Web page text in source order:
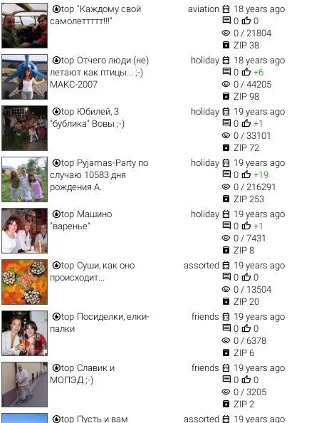
top "Каждому свой
самолеттттт!!!"
aviation  18 years ago
 0  0
visibility 0 / 21804
 ZIP 38
top Отчего люди (не)
летают как птицы... ;-)
МАКС-2007
holiday  18 years ago
 0  +6
visibility 0 / 44205
 ZIP 98
top Юбилей, 3
"бублика" Вовы ;-)
holiday  19 years ago
 0  +1
visibility 0 / 33101
 ZIP 72
top Pyjamas-Party по
случаю 10583 дня
рождения А.
holiday  19 years ago
 0  +19
visibility 0 / 216291
 ZIP 253
top Машино
"варенье"
holiday  19 years ago
 0  +1
visibility 0 / 7431
 ZIP 8
top Суши, как оно
происходит...
assorted  19 years ago
 0  0
visibility 0 / 13504
 ZIP 20
top Посиделки, елки-
палки
friends  19 years ago
 0  0
visibility 0 / 6378
 ZIP 6
top Славик и
МОПЭД ;-)
friends  19 years ago
 0  0
visibility 0 / 3205
 ZIP 2
top Пусть и вам assorted  19 years ago